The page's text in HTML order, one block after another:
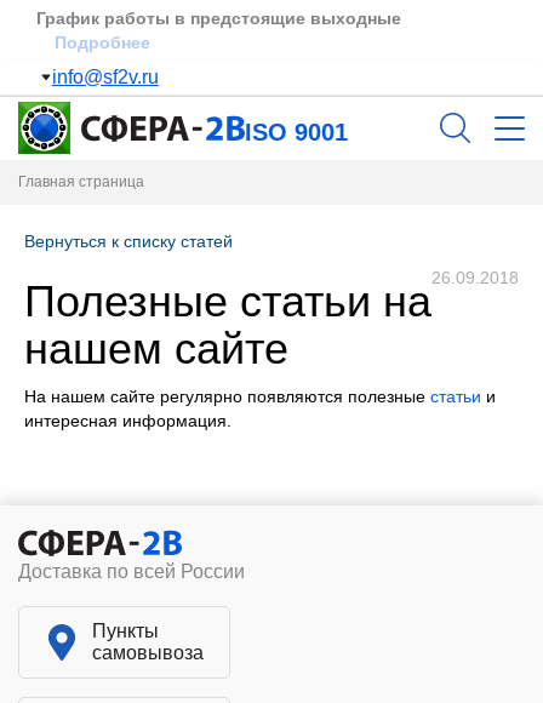
График работы в предстоящие выходные
Подробнее
info@sf2v.ru
ISO 9001
Главная страница
Вернуться к списку статей
26.09.2018
Полезные статьи на
нашем сайте
На нашем сайте регулярно появляются полезные статьи и
интересная информация.
Доставка по всей России
Пункты
самовывоза